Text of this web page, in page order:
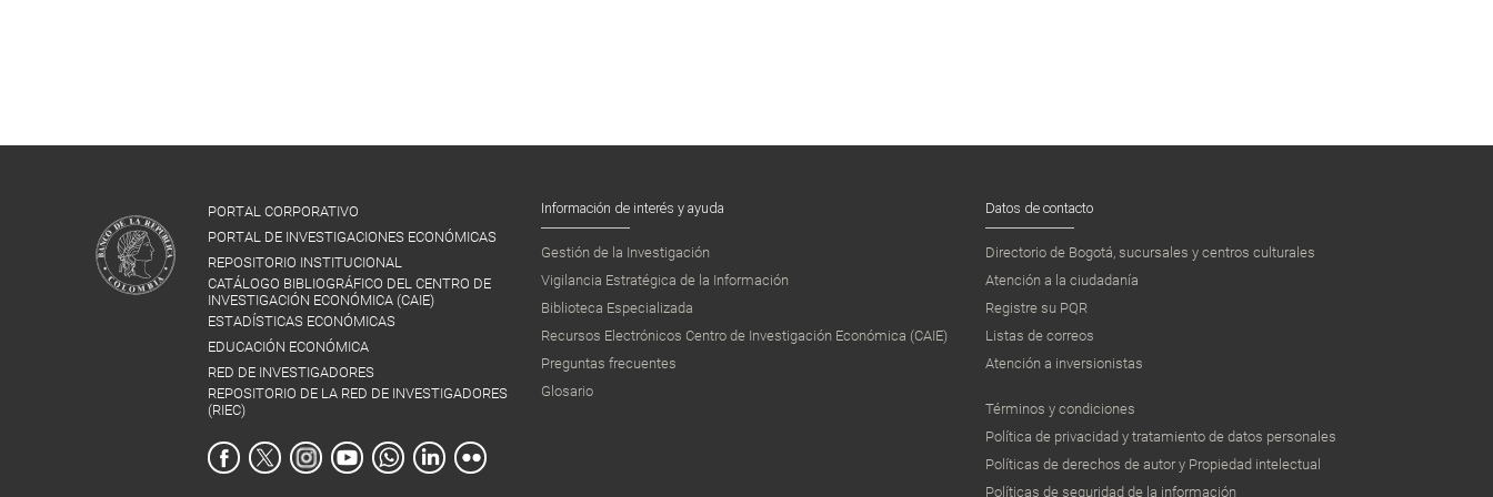
PORTAL CORPORATIVO
PORTAL DE INVESTIGACIONES ECONÓMICAS
REPOSITORIO INSTITUCIONAL
CATÁLOGO BIBLIOGRÁFICO DEL CENTRO DE
INVESTIGACIÓN ECONÓMICA (CAIE)
ESTADÍSTICAS ECONÓMICAS
EDUCACIÓN ECONÓMICA
RED DE INVESTIGADORES
REPOSITORIO DE LA RED DE INVESTIGADORES
(RIEC)
Información de interés y ayuda
Gestión de la Investigación
Vigilancia Estratégica de la Información
Biblioteca Especializada
Recursos Electrónicos Centro de Investigación Económica (CAIE)
Preguntas frecuentes
Glosario
Datos de contacto
Directorio de Bogotá, sucursales y centros culturales
Atención a la ciudadanía
Registre su PQR
Listas de correos
Atención a inversionistas
Términos y condiciones
Política de privacidad y tratamiento de datos personales
Políticas de derechos de autor y Propiedad intelectual
Políticas de seguridad de la información